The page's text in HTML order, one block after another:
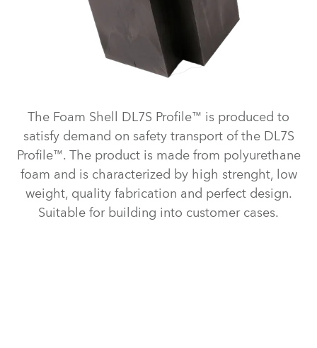
The Foam Shell DL7S Profile™ is produced to
satisfy demand on safety transport of the DL7S
Profile™. The product is made from polyurethane
foam and is characterized by high strenght, low
weight, quality fabrication and perfect design.
Suitable for building into customer cases.